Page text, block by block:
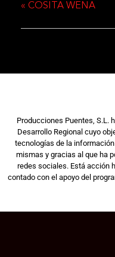
« COSITA WENA
Producciones Puentes, S.L.
Desarrollo Regional cuyo
tecnologías de la
mismas y gracias al que ha
redes sociales. Está acción
contado con el apoyo del